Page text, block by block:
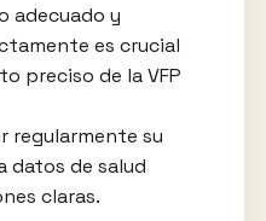
adecuado y
es crucial
preciso de la VFP
regularmente su
datos de salud
claras.